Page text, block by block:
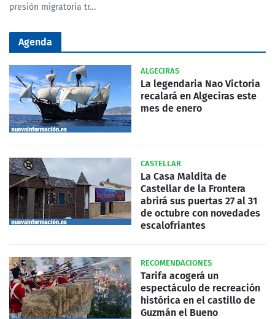
presión migratoria tr…
Agenda
ALGECIRAS
La legendaria Nao Victoria
recalará en Algeciras este
mes de enero
CASTELLAR
La Casa Maldita de
Castellar de la Frontera
abrirá sus puertas 27 al 31
de octubre con novedades
escalofriantes
RECOMENDACIONES
Tarifa acogerá un
espectáculo de recreación
histórica en el castillo de
Guzmán el Bueno